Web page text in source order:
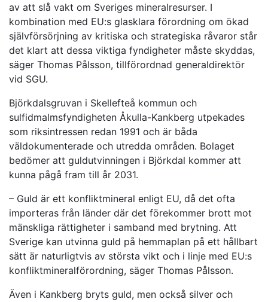
av att slå vakt om Sveriges mineralresurser. I
kombination med EU:s glasklara förordning om ökad
självförsörjning av kritiska och strategiska råvaror står
det klart att dessa viktiga fyndigheter måste skyddas,
säger Thomas Pålsson, tillförordnad generaldirektör
vid SGU.
Björkdalsgruvan i Skellefteå kommun och
sulfidmalmsfyndigheten Åkulla-Kankberg utpekades
som riksintressen redan 1991 och är båda
väldokumenterade och utredda områden. Bolaget
bedömer att guldutvinningen i Björkdal kommer att
kunna pågå fram till år 2031.
– Guld är ett konfliktmineral enligt EU, då det ofta
importeras från länder där det förekommer brott mot
mänskliga rättigheter i samband med brytning. Att
Sverige kan utvinna guld på hemmaplan på ett hållbart
sätt är naturligtvis av största vikt och i linje med EU:s
konfliktmineralförordning, säger Thomas Pålsson.
Även i Kankberg bryts guld, men också silver och